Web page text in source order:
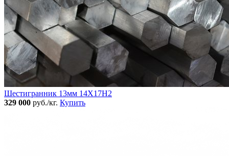
Шестигранник 13мм 14Х17Н2
329 000 руб./кг. Купить